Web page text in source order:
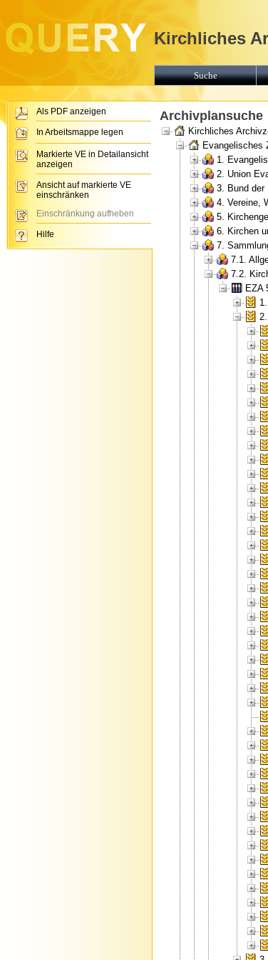
Archivplansuche
Kirchliches
Evangelisches
1.
2. Union
3. Bund der
4. Vereine,
5.
6. Kirchen
7.
7.1.
7.2.
EZA
Kirchliches
Suche
Als PDF anzeigen
In Arbeitsmappe legen
Markierte VE in Detailansicht
anzeigen
Ansicht auf markierte VE
einschränken
Einschränkung aufheben
Hilfe